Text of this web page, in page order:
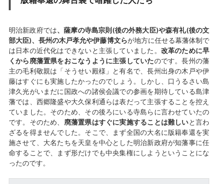
明治新政府では、薩摩の寺島宗則(後の外務大臣)や森有礼(後の文
部大臣)、長州の木戸孝允や伊藤博文らが地方に任せる幕藩体制で
は日本の近代化はできないと主張していました。 改革のために早
くから廃藩置県をおこなうように主張していたのです。長州の藩
主の毛利敬親は「そうせい殿様」と有名で、長州出身の木戸や伊
藤はすぐにも実施したかったのでしょう。しかし、口うるさい島
津久光がいまだに国政への諸侯会議での参画を期待している島津
藩では、西郷隆盛や大久保利通らは表だって主張することを控え
ていました。そのため、その後ろにいる寺島らに言わせていたの
です。そのため、 廃藩置県はすぐに実施することは難しいと言わ
ざるを得ませんでした。そこで、まず全国の大名に版籍奉還を実
施させて、大名たちを天皇を中心とした明治新政府が知藩事に任
命することで、まず形だけでも中央集権にしようということにな
ったのです。